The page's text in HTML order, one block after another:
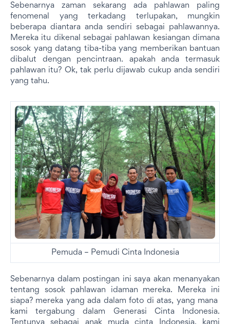
Sebenarnya zaman sekarang ada pahlawan paling
fenomenal yang terkadang terlupakan, mungkin
beberapa diantara anda sendiri sebagai pahlawannya.
Mereka itu dikenal sebagai pahlawan kesiangan dimana
sosok yang datang tiba-tiba yang memberikan bantuan
dibalut dengan pencintraan. apakah anda termasuk
pahlawan itu? Ok, tak perlu dijawab cukup anda sendiri
yang tahu.
Pemuda – Pemudi Cinta Indonesia
Sebenarnya dalam postingan ini saya akan menanyakan
tentang sosok pahlawan idaman mereka. Mereka ini
siapa? mereka yang ada dalam foto di atas, yang mana
kami tergabung dalam Generasi Cinta Indonesia.